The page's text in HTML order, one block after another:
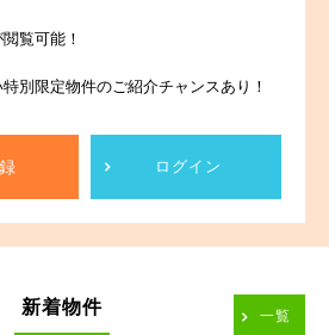
覧可能！
別限定物件のご紹介チャンスあり！
ログイン
新着物件 一覧